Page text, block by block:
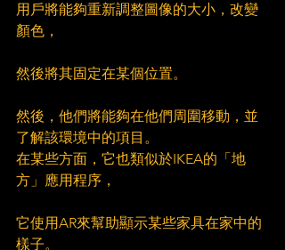
用戶將能夠重新調整圖像的大小，改變
顏色，
然後將其固定在某個位置。
然後，他們將能夠在他們周圍移動，並
了解該環境中的項目。
在某些方面，它也類似於IKEA的「地
方」應用程序，
它使用AR來幫助顯示某些家具在家中的
樣子。